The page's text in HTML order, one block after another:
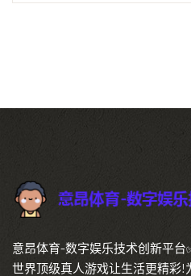
意昂体育-数字娱乐技术创新平
世界顶级真人游戏让生活更精彩